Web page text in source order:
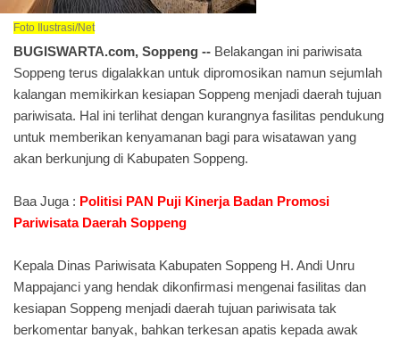
Foto Ilustrasi/Net
BUGISWARTA.com, Soppeng -- Belakangan ini pariwisata
Soppeng terus digalakkan untuk dipromosikan namun sejumlah
kalangan memikirkan kesiapan Soppeng menjadi daerah tujuan
pariwisata. Hal ini terlihat dengan kurangnya fasilitas pendukung
untuk memberikan kenyamanan bagi para wisatawan yang
akan berkunjung di Kabupaten Soppeng.
Baa Juga : Politisi PAN Puji Kinerja Badan Promosi
Pariwisata Daerah Soppeng
Kepala Dinas Pariwisata Kabupaten Soppeng H. Andi Unru
Mappajanci yang hendak dikonfirmasi mengenai fasilitas dan
kesiapan Soppeng menjadi daerah tujuan pariwisata tak
berkomentar banyak, bahkan terkesan apatis kepada awak